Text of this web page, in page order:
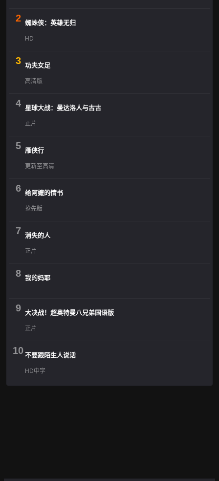
2 蜘蛛侠：英雄无归
HD
3 功夫女足
高清版
4 星球大战：曼达洛人与古古
正片
5 雁侠行
更新至高清
6 给阿嬷的情书
抢先版
7 消失的人
正片
8 我的妈耶
9 大决战！超奥特曼八兄弟国语版
正片
10 不要跟陌生人说话
HD中字